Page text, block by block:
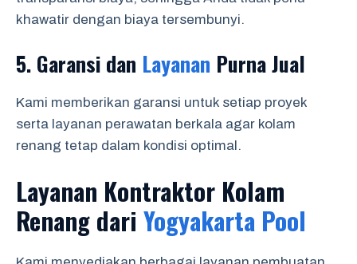
khawatir dengan biaya tersembunyi.
5. Garansi dan Layanan Purna Jual
Kami memberikan garansi untuk setiap proyek
serta layanan perawatan berkala agar kolam
renang tetap dalam kondisi optimal.
Layanan Kontraktor Kolam
Renang dari Yogyakarta Pool